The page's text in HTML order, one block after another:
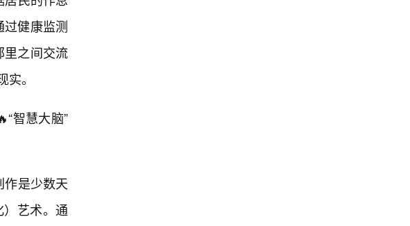
过健康监测
里之间交流
。
智慧大脑”
作是少数天
艺术。通